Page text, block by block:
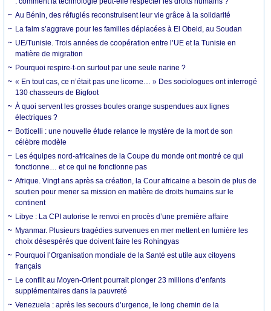
Au Bénin, des réfugiés reconstruisent leur vie grâce à la solidarité
La faim s’aggrave pour les familles déplacées à El Obeid, au Soudan
UE/Tunisie. Trois années de coopération entre l’UE et la Tunisie en
matière de migration
Pourquoi respire-t-on surtout par une seule narine ?
« En tout cas, ce n’était pas une licorne… » Des sociologues ont interrogé
130 chasseurs de Bigfoot
À quoi servent les grosses boules orange suspendues aux lignes
électriques ?
Botticelli : une nouvelle étude relance le mystère de la mort de son
célèbre modèle
Les équipes nord-africaines de la Coupe du monde ont montré ce qui
fonctionne… et ce qui ne fonctionne pas
Afrique. Vingt ans après sa création, la Cour africaine a besoin de plus de
soutien pour mener sa mission en matière de droits humains sur le
continent
Libye : La CPI autorise le renvoi en procès d’une première affaire
Myanmar. Plusieurs tragédies survenues en mer mettent en lumière les
choix désespérés que doivent faire les Rohingyas
Pourquoi l’Organisation mondiale de la Santé est utile aux citoyens
français
Le conflit au Moyen-Orient pourrait plonger 23 millions d’enfants
supplémentaires dans la pauvreté
Venezuela : après les secours d’urgence, le long chemin de la